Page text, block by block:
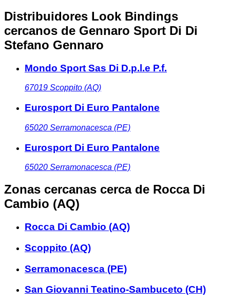
Distribuidores Look Bindings
cercanos de Gennaro Sport Di Di
Stefano Gennaro
Mondo Sport Sas Di D.p.l.e P.f.
67019 Scoppito (AQ)
Eurosport Di Euro Pantalone
65020 Serramonacesca (PE)
Eurosport Di Euro Pantalone
65020 Serramonacesca (PE)
Zonas cercanas cerca de Rocca Di
Cambio (AQ)
Rocca Di Cambio (AQ)
Scoppito (AQ)
Serramonacesca (PE)
San Giovanni Teatino-Sambuceto (CH)